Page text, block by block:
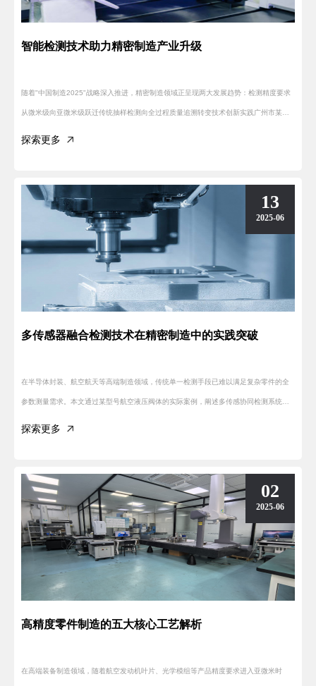
智能检测技术助力精密制造产业升级
随着"中国制造2025"战略深入推进，精密制造领域正呈现两大发展趋势：检测精度要求
从微米级向亚微米级跃迁传统抽样检测向全过程质量追溯转变技术创新实践广州市某高
探索更多
13
2025-06
多传感器融合检测技术在精密制造中的实践突破
在半导体封装、航空航天等高端制造领域，传统单一检测手段已难以满足复杂零件的全
参数测量需求。本文通过某型号航空液压阀体的实际案例，阐述多传感协同检测系统的
探索更多
02
2025-06
高精度零件制造的五大核心工艺解析
在高端装备制造领域，随着航空发动机叶片、光学模组等产品精度要求进入亚微米时